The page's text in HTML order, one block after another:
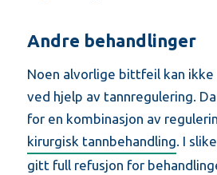
Andre behandlinger
Noen alvorlige bittfeil kan
ved hjelp av tannregulering.
for en kombinasjon av
kirurgisk tannbehandling. I
gitt full refusjon for